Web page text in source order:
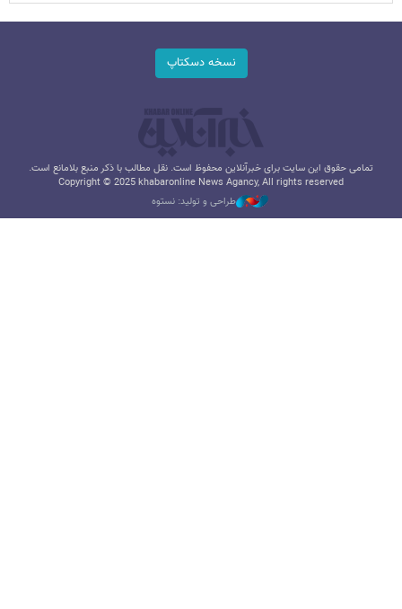
نسخه دسکتاپ
تمامی حقوق این سایت برای خبرآنلاین محفوظ است. نقل مطالب با ذکر منبع بلامانع است.
Copyright © 2025 khabaronline News Agancy, All rights reserved
طراحی و تولید: نستوه